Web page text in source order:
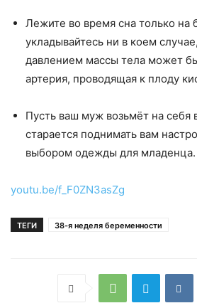
Лежите во время сна только на
укладывайтесь ни в коем
давлением массы тела может
артерия, проводящая к плоду
Пусть ваш муж возьмёт на себя
старается поднимать вам
выбором одежды для младенца.
youtu.be/f_F0ZN3asZg
ТЕГИ 38-я неделя беременности